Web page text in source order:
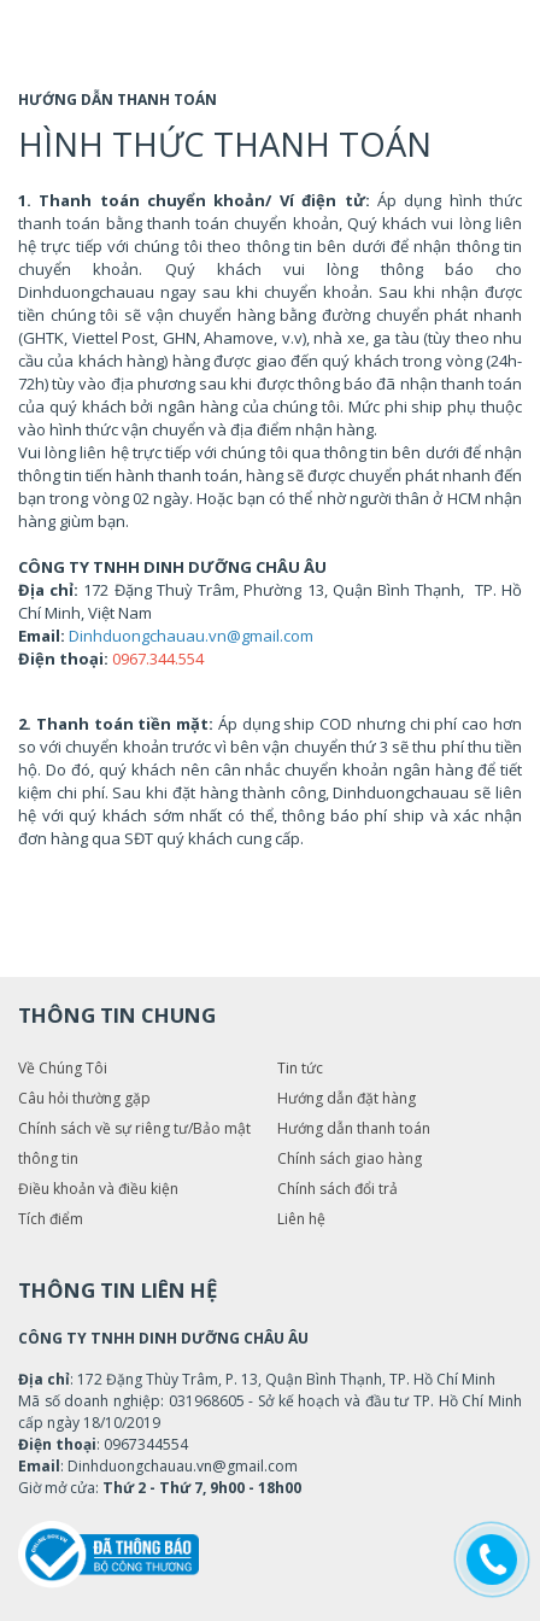
HƯỚNG DẪN THANH TOÁN
HÌNH THỨC THANH TOÁN
1. Thanh toán chuyển khoản/ Ví điện tử: Áp dụng hình thức
thanh toán bằng thanh toán chuyển khoản, Quý khách vui lòng liên
hệ trực tiếp với chúng tôi theo thông tin bên dưới để nhận thông tin
chuyển khoản. Quý khách vui lòng thông báo cho
Dinhduongchauau ngay sau khi chuyển khoản. Sau khi nhận được
tiền chúng tôi sẽ vận chuyển hàng bằng đường chuyển phát nhanh
(GHTK, Viettel Post, GHN, Ahamove, v.v), nhà xe, ga tàu (tùy theo nhu
cầu của khách hàng) hàng được giao đến quý khách trong vòng (24h-
72h) tùy vào địa phương sau khi được thông báo đã nhận thanh toán
của quý khách bởi ngân hàng của chúng tôi. Mức phi ship phụ thuộc
vào hình thức vận chuyển và địa điểm nhận hàng.
Vui lòng liên hệ trực tiếp với chúng tôi qua thông tin bên dưới để nhận
thông tin tiến hành thanh toán, hàng sẽ được chuyển phát nhanh đến
bạn trong vòng 02 ngày. Hoặc bạn có thể nhờ người thân ở HCM nhận
hàng giùm bạn.
CÔNG TY TNHH DINH DƯỠNG CHÂU ÂU
Địa chỉ: 172 Đặng Thuỳ Trâm, Phường 13, Quận Bình Thạnh, TP. Hồ
Chí Minh, Việt Nam
Email: Dinhduongchauau.vn@gmail.com
Điện thoại: 0967.344.554
2. Thanh toán tiền mặt: Áp dụng ship COD nhưng chi phí cao hơn
so với chuyển khoản trước vì bên vận chuyển thứ 3 sẽ thu phí thu tiền
hộ. Do đó, quý khách nên cân nhắc chuyển khoản ngân hàng để tiết
kiệm chi phí. Sau khi đặt hàng thành công, Dinhduongchauau sẽ liên
hệ với quý khách sớm nhất có thể, thông báo phí ship và xác nhận
đơn hàng qua SĐT quý khách cung cấp.
THÔNG TIN CHUNG
Về Chúng Tôi
Câu hỏi thường gặp
Chính sách về sự riêng tư/Bảo mật
thông tin
Điều khoản và điều kiện
Tích điểm
Tin tức
Hướng dẫn đặt hàng
Hướng dẫn thanh toán
Chính sách giao hàng
Chính sách đổi trả
Liên hệ
THÔNG TIN LIÊN HỆ
CÔNG TY TNHH DINH DƯỠNG CHÂU ÂU
Địa chỉ: 172 Đặng Thùy Trâm, P. 13, Quận Bình Thạnh, TP. Hồ Chí Minh
Mã số doanh nghiệp: 031968605 - Sở kế hoạch và đầu tư TP. Hồ Chí Minh
cấp ngày 18/10/2019
Điện thoại: 0967344554
Email: Dinhduongchauau.vn@gmail.com
Giờ mở cửa: Thứ 2 - Thứ 7, 9h00 - 18h00